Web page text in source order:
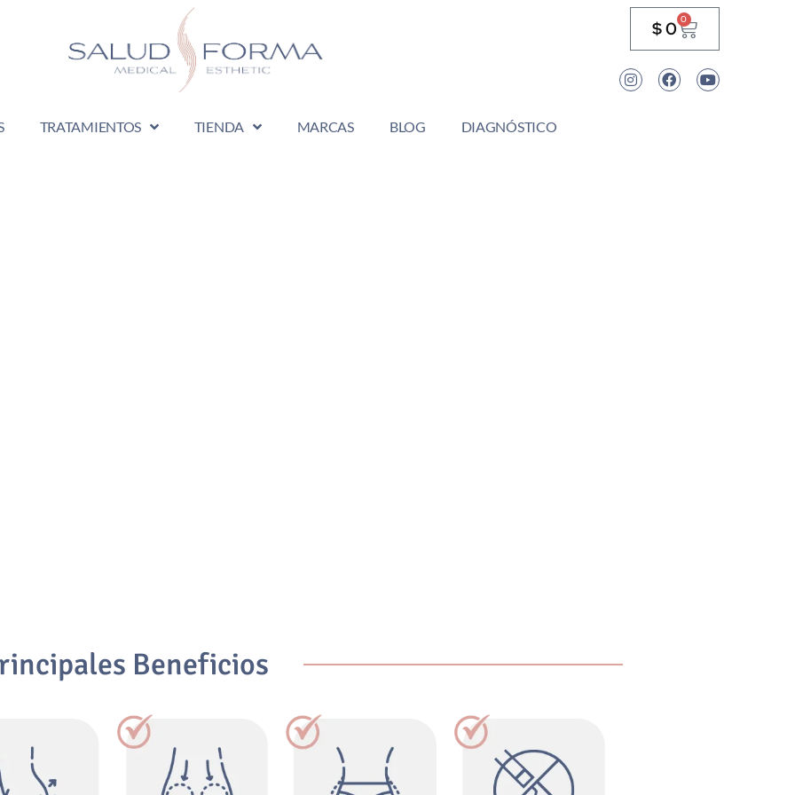
$0 0
TRATAMIENTOS TIENDA MARCAS BLOG DIAGNÓSTICO
Beneficios